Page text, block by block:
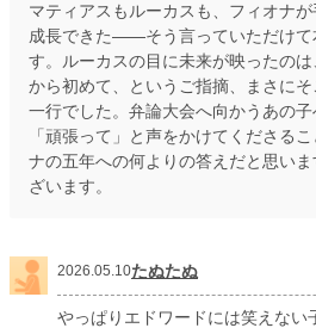
マティアスもルーカスも、フィオナ
成長できた——そう言っていただけて
す。ルーカスの目に未来が映ったの
から初めて、というご指摘、まさに
一行でした。弁論大会へ向かうあの
「頑張って」と声をかけてくださる
ナの五年への何よりの答えだと思い
ざいます。
2026.05.10たぬたぬ
やっぱりエドワードには笑えない